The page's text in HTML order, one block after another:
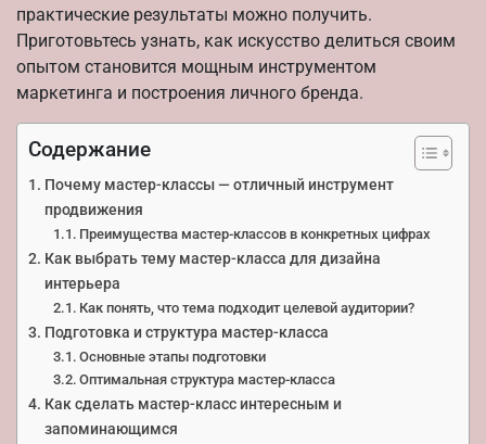
практические результаты можно получить.
Приготовьтесь узнать, как искусство делиться своим
опытом становится мощным инструментом
маркетинга и построения личного бренда.
Содержание
Почему мастер-классы — отличный инструмент
продвижения
Преимущества мастер-классов в конкретных цифрах
Как выбрать тему мастер-класса для дизайна
интерьера
Как понять, что тема подходит целевой аудитории?
Подготовка и структура мастер-класса
Основные этапы подготовки
Оптимальная структура мастер-класса
Как сделать мастер-класс интересным и
запоминающимся